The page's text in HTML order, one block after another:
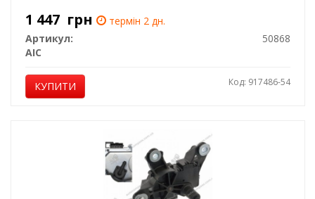
1 447 грн
термін 2 дн.
Артикул:
50868
AIC
КУПИТИ Код: 917486-54